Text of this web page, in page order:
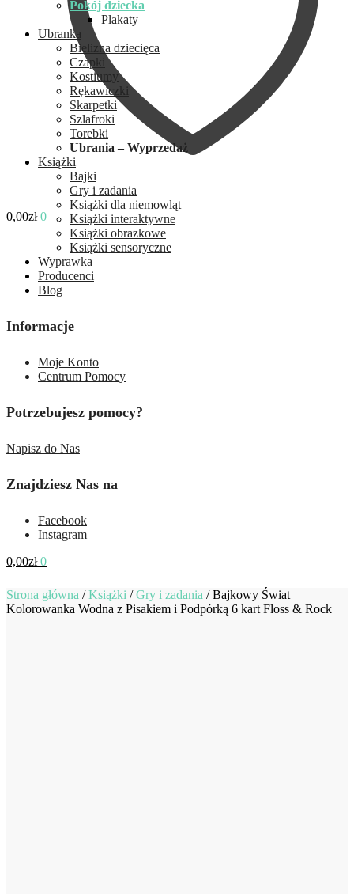
0,00zł 0
Pokój dziecka
Plakaty
Ubranka
Bielizna dziecięca
Czapki
Kostiumy
Rękawiczki
Skarpetki
Szlafroki
Torebki
Ubrania – Wyprzedaż
Książki
Bajki
Gry i zadania
Książki dla niemowląt
Książki interaktywne
Książki obrazkowe
Książki sensoryczne
Wyprawka
Producenci
Blog
Informacje
Moje Konto
Centrum Pomocy
Potrzebujesz pomocy?
Napisz do Nas
Znajdziesz Nas na
Facebook
Instagram
0,00zł 0
Strona główna /Książki /Gry i zadania /Bajkowy Świat
Kolorowanka Wodna z Pisakiem i Podpórką 6 kart Floss & Rock